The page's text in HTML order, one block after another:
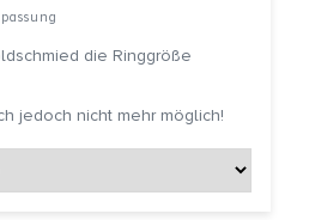
die Ringgröße
jedoch nicht mehr möglich!